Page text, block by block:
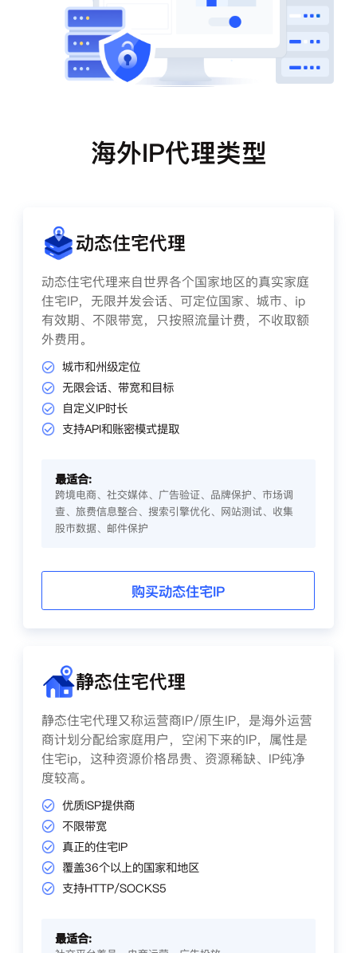
海外IP代理类型
动态住宅代理
动态住宅代理来自世界各个国家地区的真实家庭
住宅IP，无限并发会话、可定位国家、城市、ip
有效期、不限带宽，只按照流量计费，不收取额
外费用。
城市和州级定位
无限会话、带宽和目标
自定义IP时长
支持API和账密模式提取
最适合:
跨境电商、社交媒体、广告验证、品牌保护、市场调
查、旅费信息整合、搜索引擎优化、网站测试、收集
股市数据、邮件保护
购买动态住宅IP
静态住宅代理
静态住宅代理又称运营商IP/原生IP，是海外运营
商计划分配给家庭用户，空闲下来的IP，属性是
住宅ip，这种资源价格昂贵、资源稀缺、IP纯净
度较高。
优质ISP提供商
不限带宽
真正的住宅IP
覆盖36个以上的国家和地区
支持HTTP/SOCKS5
最适合: